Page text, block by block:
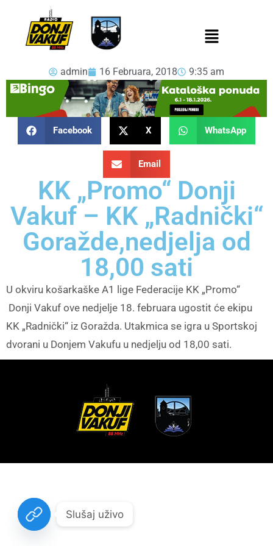
admin 16 Februara, 2018 9:35 am
Facebook X WhatsApp
Email
KK „Promo“ Donji
Vakuf – KK „Radnički“
Goražde,nedjelja od
18,00 sati
U okviru košarkaške A1 lige Federacije KK „Promo“
Donji Vakuf ove nedjelje 18. februara ugostit će ekipu
KK „Radnički“ iz Goražda. Utakmica se igra u Sportskoj
dvorani u Donjem Vakufu u nedjelju od 18,00 sati.
Slušaj uživo